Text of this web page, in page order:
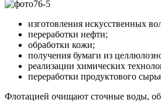
изготовления искусственных
переработки нефти;
обработки кожи;
получения бумаги из
реализации химических
переработки продуктового
Флотацией очищают сточные воды,